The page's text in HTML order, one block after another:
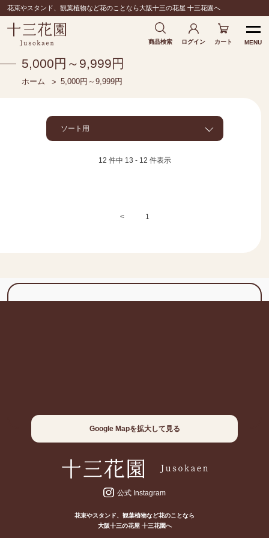
花束やスタンド、観葉植物など花のことなら大阪十三の花屋 十三花園へ
商品検索 ログイン カート MENU
5,000円～9,999円
ホーム 5,000円～9,999円
ソート用
12 件中 13 - 12 件表示
< 1
Google Mapを拡大して見る
公式 Instagram
花束やスタンド、観葉植物など花のことなら
大阪十三の花屋 十三花園へ